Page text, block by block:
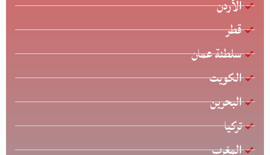
الأردن
قطر
سلطنة عمان
الكويت
البحرين
تركيا
المغرب